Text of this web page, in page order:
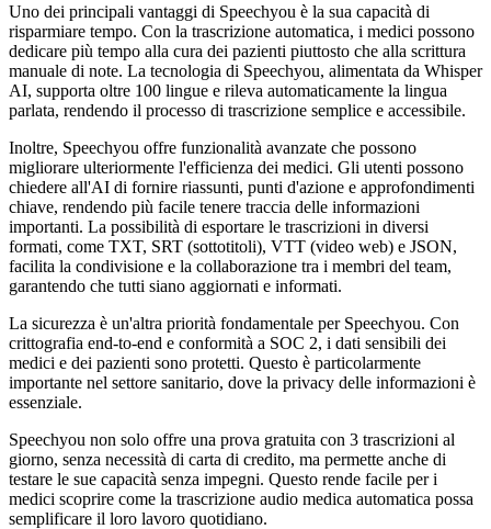
Uno dei principali vantaggi di Speechyou è la sua capacità di
risparmiare tempo. Con la trascrizione automatica, i medici possono
dedicare più tempo alla cura dei pazienti piuttosto che alla scrittura
manuale di note. La tecnologia di Speechyou, alimentata da Whisper
AI, supporta oltre 100 lingue e rileva automaticamente la lingua
parlata, rendendo il processo di trascrizione semplice e accessibile.
Inoltre, Speechyou offre funzionalità avanzate che possono
migliorare ulteriormente l'efficienza dei medici. Gli utenti possono
chiedere all'AI di fornire riassunti, punti d'azione e approfondimenti
chiave, rendendo più facile tenere traccia delle informazioni
importanti. La possibilità di esportare le trascrizioni in diversi
formati, come TXT, SRT (sottotitoli), VTT (video web) e JSON,
facilita la condivisione e la collaborazione tra i membri del team,
garantendo che tutti siano aggiornati e informati.
La sicurezza è un'altra priorità fondamentale per Speechyou. Con
crittografia end-to-end e conformità a SOC 2, i dati sensibili dei
medici e dei pazienti sono protetti. Questo è particolarmente
importante nel settore sanitario, dove la privacy delle informazioni è
essenziale.
Speechyou non solo offre una prova gratuita con 3 trascrizioni al
giorno, senza necessità di carta di credito, ma permette anche di
testare le sue capacità senza impegni. Questo rende facile per i
medici scoprire come la trascrizione audio medica automatica possa
semplificare il loro lavoro quotidiano.